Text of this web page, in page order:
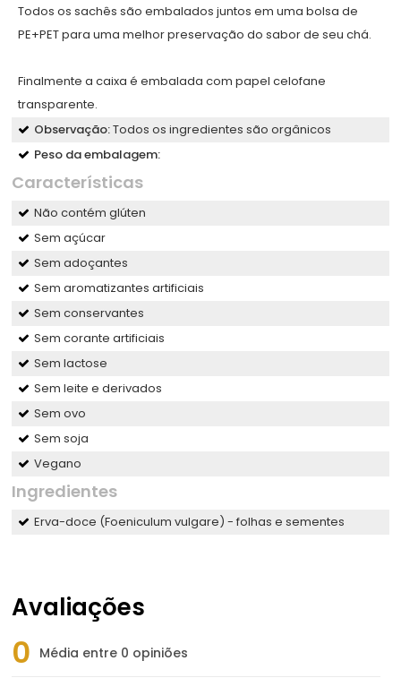
Todos os sachês são embalados juntos em uma bolsa de
PE+PET para uma melhor preservação do sabor de seu chá.
Finalmente a caixa é embalada com papel celofane
transparente.
Observação:Todos os ingredientes são orgânicos
Peso da embalagem:
Características
Não contém glúten
Sem açúcar
Sem adoçantes
Sem aromatizantes artificiais
Sem conservantes
Sem corante artificiais
Sem lactose
Sem leite e derivados
Sem ovo
Sem soja
Vegano
Ingredientes
Erva-doce (Foeniculum vulgare) - folhas e sementes
Avaliações
0 Média entre 0 opiniões